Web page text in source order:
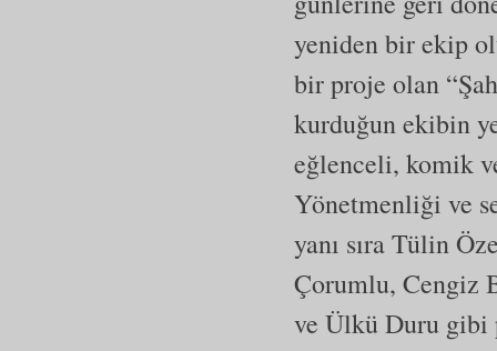
yeniden bir ekip
bir proje olan
kurduğun ekibin
eğlenceli, komik
Yönetmenliği ve
yanı sıra Tülin
Çorumlu, Cengiz
ve Ülkü Duru gibi